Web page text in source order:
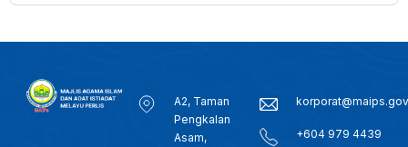
A2, Taman
Pengkalan
Asam,
+604 979 4439